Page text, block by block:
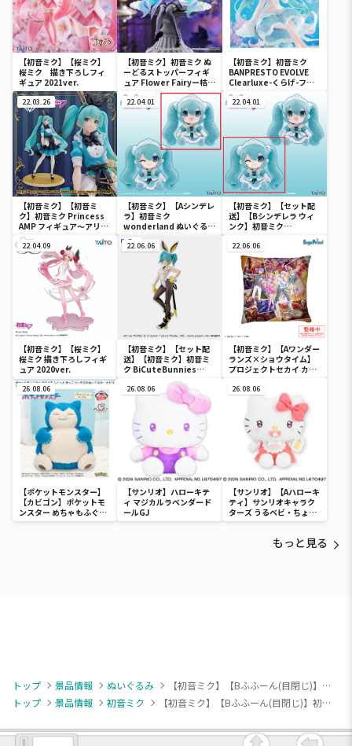
【初音ミク】【桜ミク】
桜ミク 描き下ろしフィ
ギュア 2021ver.
【初音ミク】初音ミク ぬ
ーどるストッパーフィギ
ュア Flower Fairyー桔梗
ー
【初音ミク】初音ミク
BANPRESTO EVOLVE
Clearluxe-くらげ-フィ
ギュア
22.03.26
【初音ミク】【初音ミ
ク】初音ミク Princess
AMP フィギュア～アリス
ver.～
22.04.01
【初音ミク】【Aシンデレ
ラ】初音ミク
wonderland ぬいぐるみ
22.04.01
【初音ミク】【セット配
送】【Bシンデレラ ウィ
ンク】初音ミク
wonderland ぬいぐるみ
vol.4
22.04.09
【初音ミク】【桜ミク】
桜ミク 描き下ろしフィギ
ュア 2020ver.
22.06.06
【初音ミク】【セット配
送】【初音ミク】初音ミ
ク BiCuteBunnies
Figure－ストリートver.
－
22.06.06
【初音ミク】【Aワンダー
ランズ×ショウタイム】
プロジェクトセカイ カラ
音ミク クッションVol.2
26.08.06
【ポケットモンスター】
【カビゴン】ポケットモ
ンスター めちゃもふぐっ
と ほっこりいやされぬい
26.08.06
【サンリオ】ハローキテ
ィ マジカルラベンダード
ールGJ
26.08.06
【サンリオ】【Aハローキ
ティ】サンリオキャラク
ターズ うるベビ・ちょい
デカドール
もっと見る
トップ 景品情報 ぬいぐるみ
【初音ミク】【Bふふーん(目閉じ)】初音ミク もちぴこぬいぐるみーあおばらー
トップ
景品情報 初音ミク 【初音ミク】【Bふふーん(目閉じ)】初音ミク もちぴこぬいぐるみーあおばらー